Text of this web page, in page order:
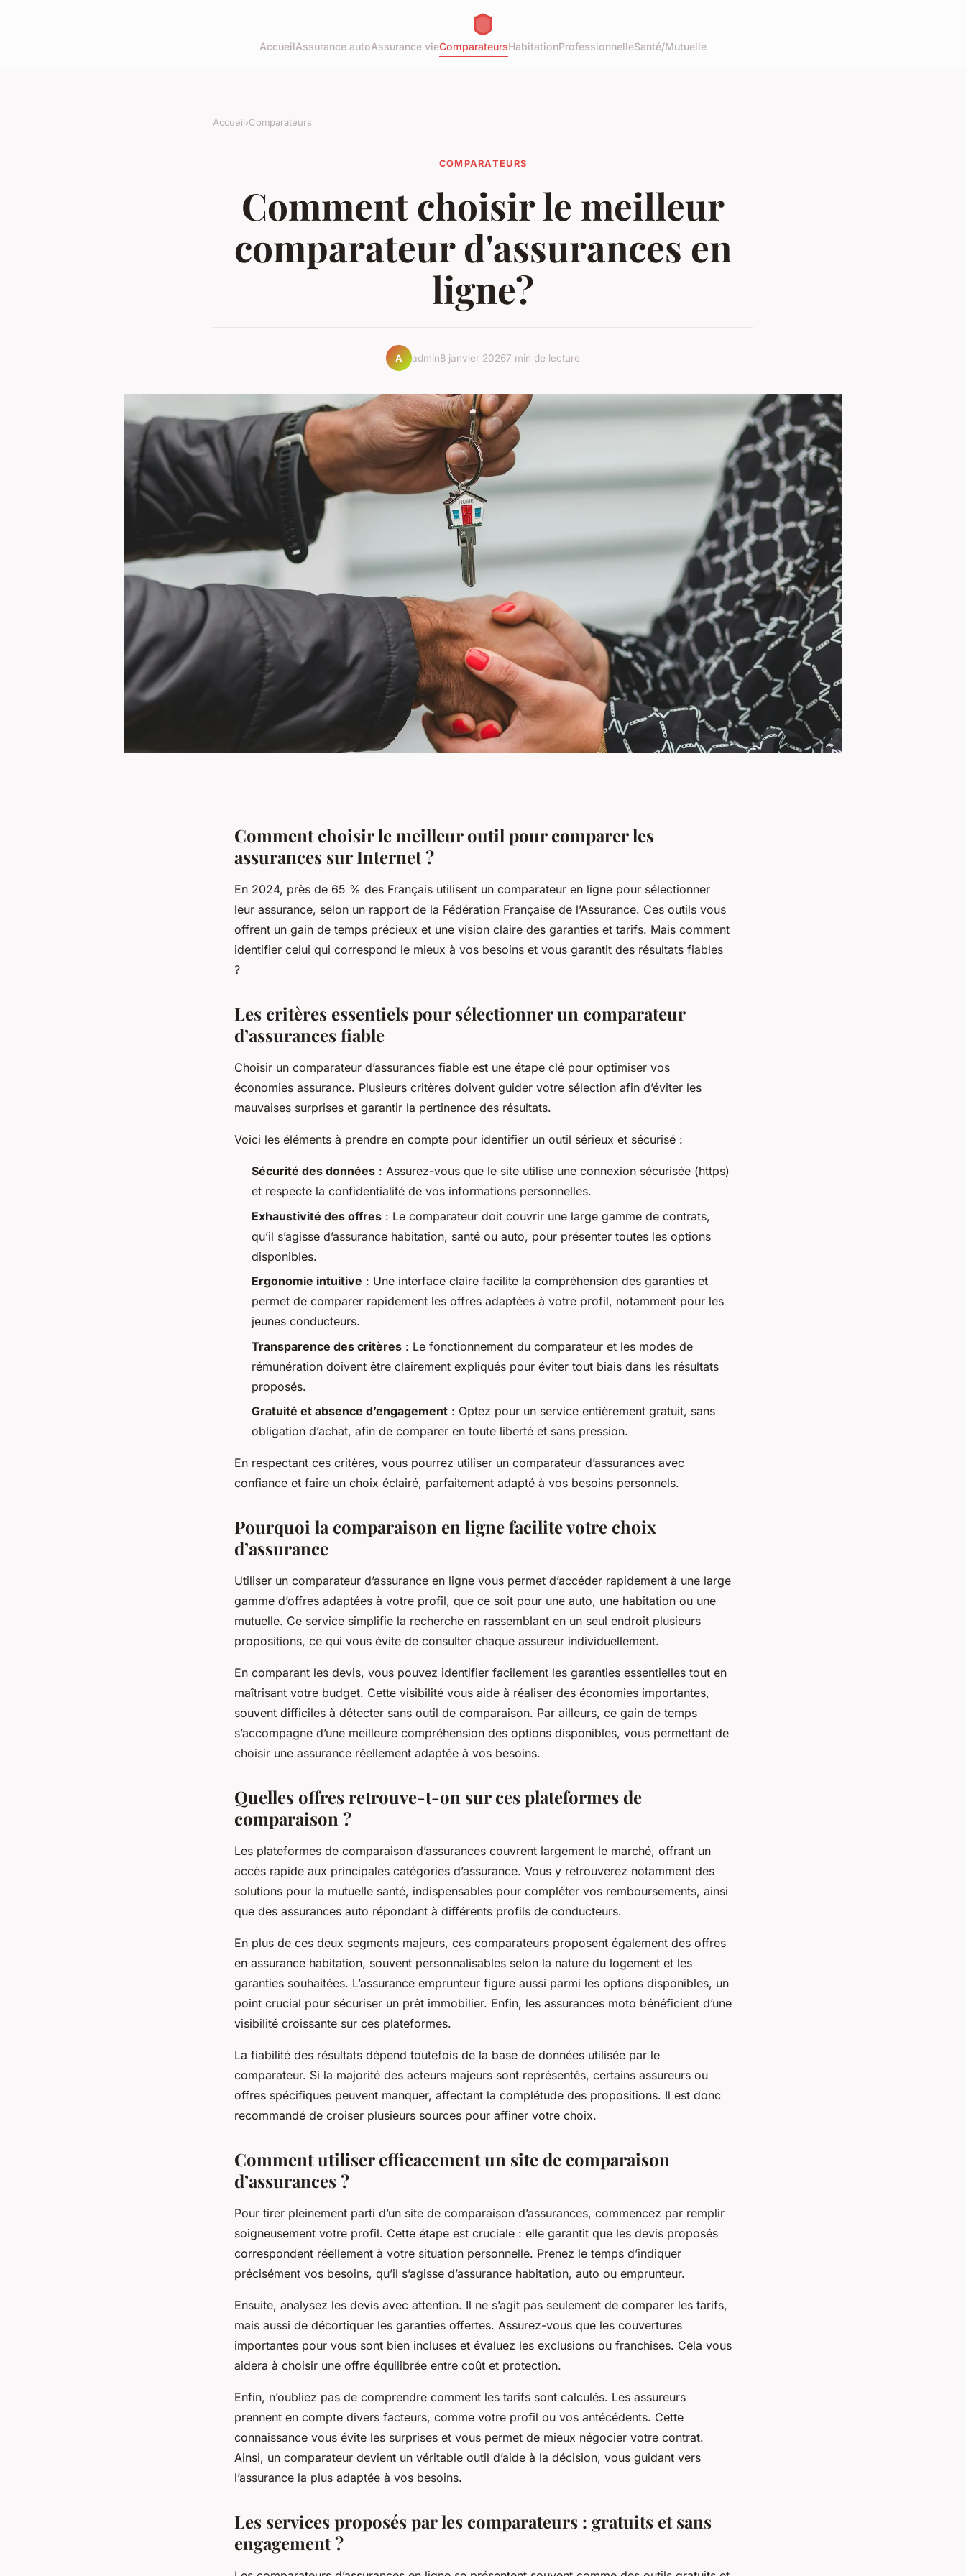
AccueilAssurance autoAssurance vieComparateursHabitationProfessionnelleSanté/Mutuelle
Accueil›Comparateurs
COMPARATEURS
Comment choisir le meilleur
comparateur d'assurances en
ligne?
A admin8 janvier 20267 min de lecture
Comment choisir le meilleur outil pour comparer les
assurances sur Internet ?
En 2024, près de 65 % des Français utilisent un comparateur en ligne pour sélectionner
leur assurance, selon un rapport de la Fédération Française de l’Assurance. Ces outils vous
offrent un gain de temps précieux et une vision claire des garanties et tarifs. Mais comment
identifier celui qui correspond le mieux à vos besoins et vous garantit des résultats fiables
?
Les critères essentiels pour sélectionner un comparateur
d’assurances fiable
Choisir un comparateur d’assurances fiable est une étape clé pour optimiser vos
économies assurance. Plusieurs critères doivent guider votre sélection afin d’éviter les
mauvaises surprises et garantir la pertinence des résultats.
Voici les éléments à prendre en compte pour identifier un outil sérieux et sécurisé :
Sécurité des données : Assurez-vous que le site utilise une connexion sécurisée (https)
et respecte la confidentialité de vos informations personnelles.
Exhaustivité des offres : Le comparateur doit couvrir une large gamme de contrats,
qu’il s’agisse d’assurance habitation, santé ou auto, pour présenter toutes les options
disponibles.
Ergonomie intuitive : Une interface claire facilite la compréhension des garanties et
permet de comparer rapidement les offres adaptées à votre profil, notamment pour les
jeunes conducteurs.
Transparence des critères : Le fonctionnement du comparateur et les modes de
rémunération doivent être clairement expliqués pour éviter tout biais dans les résultats
proposés.
Gratuité et absence d’engagement : Optez pour un service entièrement gratuit, sans
obligation d’achat, afin de comparer en toute liberté et sans pression.
En respectant ces critères, vous pourrez utiliser un comparateur d’assurances avec
confiance et faire un choix éclairé, parfaitement adapté à vos besoins personnels.
Pourquoi la comparaison en ligne facilite votre choix
d’assurance
Utiliser un comparateur d’assurance en ligne vous permet d’accéder rapidement à une large
gamme d’offres adaptées à votre profil, que ce soit pour une auto, une habitation ou une
mutuelle. Ce service simplifie la recherche en rassemblant en un seul endroit plusieurs
propositions, ce qui vous évite de consulter chaque assureur individuellement.
En comparant les devis, vous pouvez identifier facilement les garanties essentielles tout en
maîtrisant votre budget. Cette visibilité vous aide à réaliser des économies importantes,
souvent difficiles à détecter sans outil de comparaison. Par ailleurs, ce gain de temps
s’accompagne d’une meilleure compréhension des options disponibles, vous permettant de
choisir une assurance réellement adaptée à vos besoins.
Quelles offres retrouve-t-on sur ces plateformes de
comparaison ?
Les plateformes de comparaison d’assurances couvrent largement le marché, offrant un
accès rapide aux principales catégories d’assurance. Vous y retrouverez notamment des
solutions pour la mutuelle santé, indispensables pour compléter vos remboursements, ainsi
que des assurances auto répondant à différents profils de conducteurs.
En plus de ces deux segments majeurs, ces comparateurs proposent également des offres
en assurance habitation, souvent personnalisables selon la nature du logement et les
garanties souhaitées. L’assurance emprunteur figure aussi parmi les options disponibles, un
point crucial pour sécuriser un prêt immobilier. Enfin, les assurances moto bénéficient d’une
visibilité croissante sur ces plateformes.
La fiabilité des résultats dépend toutefois de la base de données utilisée par le
comparateur. Si la majorité des acteurs majeurs sont représentés, certains assureurs ou
offres spécifiques peuvent manquer, affectant la complétude des propositions. Il est donc
recommandé de croiser plusieurs sources pour affiner votre choix.
Comment utiliser efficacement un site de comparaison
d’assurances ?
Pour tirer pleinement parti d’un site de comparaison d’assurances, commencez par remplir
soigneusement votre profil. Cette étape est cruciale : elle garantit que les devis proposés
correspondent réellement à votre situation personnelle. Prenez le temps d’indiquer
précisément vos besoins, qu’il s’agisse d’assurance habitation, auto ou emprunteur.
Ensuite, analysez les devis avec attention. Il ne s’agit pas seulement de comparer les tarifs,
mais aussi de décortiquer les garanties offertes. Assurez-vous que les couvertures
importantes pour vous sont bien incluses et évaluez les exclusions ou franchises. Cela vous
aidera à choisir une offre équilibrée entre coût et protection.
Enfin, n’oubliez pas de comprendre comment les tarifs sont calculés. Les assureurs
prennent en compte divers facteurs, comme votre profil ou vos antécédents. Cette
connaissance vous évite les surprises et vous permet de mieux négocier votre contrat.
Ainsi, un comparateur devient un véritable outil d’aide à la décision, vous guidant vers
l’assurance la plus adaptée à vos besoins.
Les services proposés par les comparateurs : gratuits et sans
engagement ?